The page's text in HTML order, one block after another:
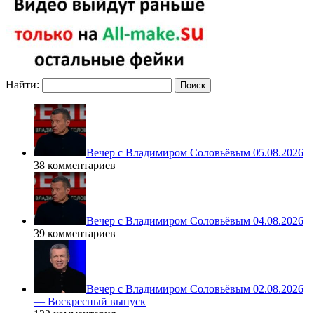
Найти:
Вечер с Владимиром Соловьёвым 05.08.2026
38 комментариев
Вечер с Владимиром Соловьёвым 04.08.2026
39 комментариев
Вечер с Владимиром Соловьёвым 02.08.2026
— Воскресный выпуск